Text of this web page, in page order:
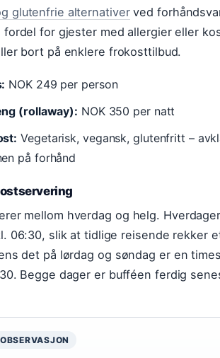
glutenfrie alternativerved
fordel for gjester med allergier eller
bort på enklere frokosttilbud.
NOK 249 per person
(rollaway): NOK 350 per natt
Vegetarisk, vegansk, glutenfritt –
på forhånd
mellom hverdag og helg.
06:30, slik at tidlige reisende rekker
det på lørdag og søndag er en
Begge dager er bufféen ferdig